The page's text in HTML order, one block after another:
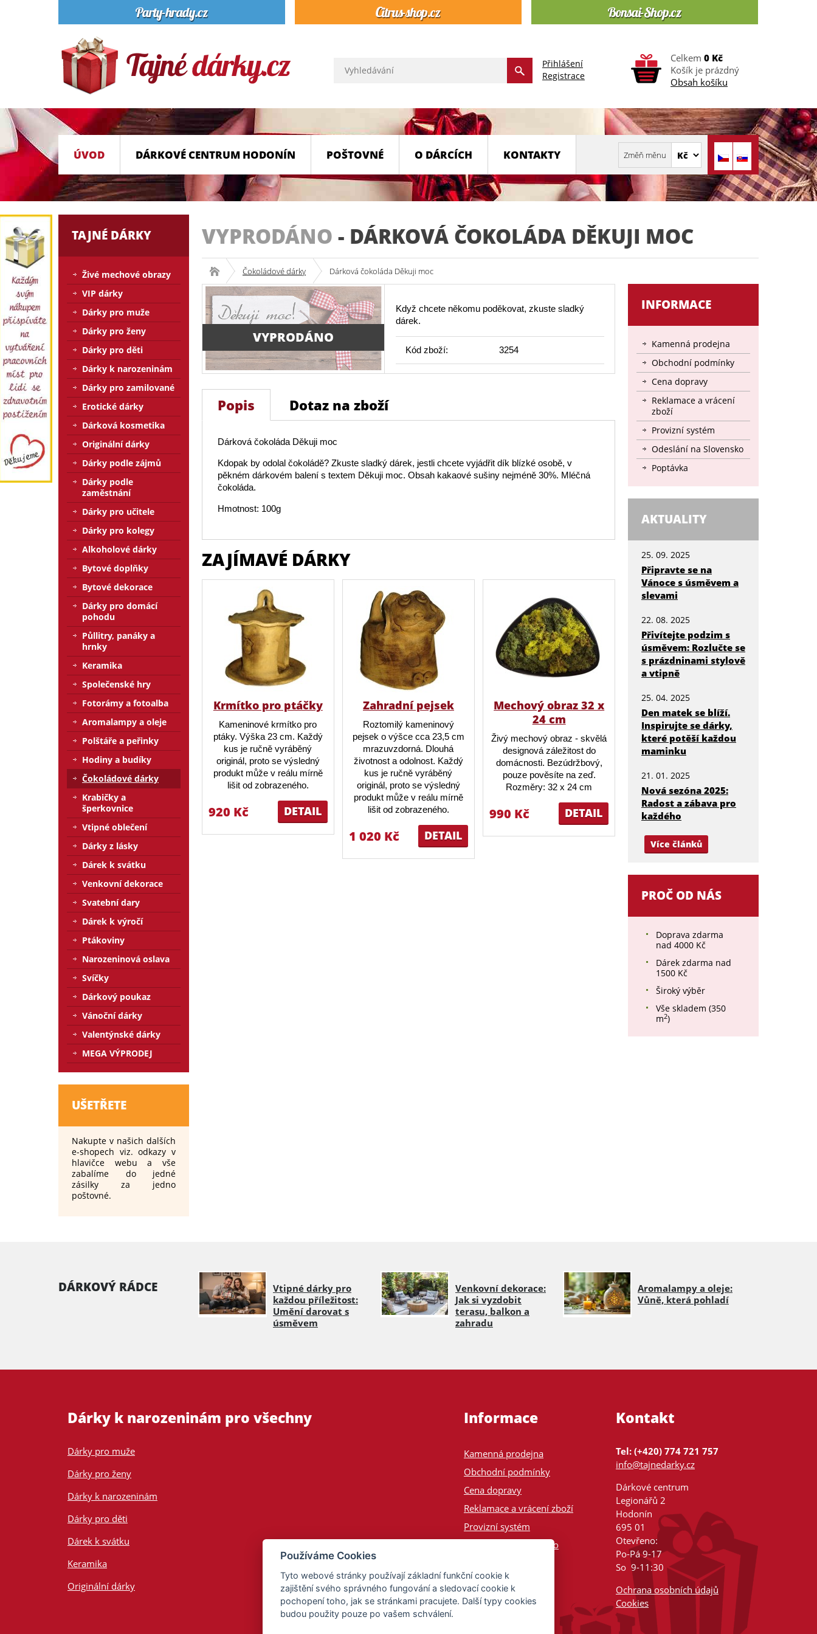
Přihlášení
Registrace
Celkem 0 Kč
Košík je prázdný
Obsah košíku
ÚVOD DÁRKOVÉ CENTRUM HODONÍN POŠTOVNÉ O DÁRCÍCH KONTAKTY
VYPRODÁNO - DÁRKOVÁ ČOKOLÁDA DĚKUJI MOC
Čokoládové dárky Dárková čokoláda Děkuji moc
VYPRODÁNO
Když chcete někomu poděkovat, zkuste sladký
dárek.
Kód zboží: 3254
Popis Dotaz na zboží
Dárková čokoláda Děkuji moc
Kdopak by odolal čokoládě? Zkuste sladký dárek, jestli chcete vyjádřit dík blízké osobě, v
pěkném dárkovém balení s textem Děkuji moc. Obsah kakaové sušiny nejméně 30%. Mléčná
čokoláda.
Hmotnost: 100g
ZAJÍMAVÉ DÁRKY
Krmítko pro ptáčky
Kameninové krmítko pro
ptáky. Výška 23 cm. Každý
kus je ručně vyráběný
originál, proto se výsledný
produkt může v reálu mírně
lišit od zobrazeného.
DETAIL
920 Kč
Zahradní pejsek
Roztomilý kameninový
pejsek o výšce cca 23,5 cm
mrazuvzdorná. Dlouhá
životnost a odolnost. Každý
kus je ručně vyráběný
originál, proto se výsledný
produkt může v reálu mírně
lišit od zobrazeného.
DETAIL
1 020 Kč
Mechový obraz 32 x
24 cm
Živý mechový obraz - skvělá
designová záležitost do
domácnosti. Bezúdržbový,
pouze pověsíte na zeď.
Rozměry: 32 x 24 cm
DETAIL
990 Kč
INFORMACE
Kamenná prodejna
Obchodní podmínky
Cena dopravy
Reklamace a vrácení
zboží
Provizní systém
Odeslání na Slovensko
Poptávka
AKTUALITY
25. 09. 2025
Připravte se na
Vánoce s úsměvem a
slevami
22. 08. 2025
Přivítejte podzim s
úsměvem: Rozlučte se
s prázdninami stylově
a vtipně
25. 04. 2025
Den matek se blíží.
Inspirujte se dárky,
které potěší každou
maminku
21. 01. 2025
Nová sezóna 2025:
Radost a zábava pro
každého
Více článků
PROČ OD NÁS
Doprava zdarma
nad 4000 Kč
Dárek zdarma nad
1500 Kč
Široký výběr
Vše skladem (350
m2)
TAJNÉ DÁRKY
Živé mechové obrazy
VIP dárky
Dárky pro muže
Dárky pro ženy
Dárky pro děti
Dárky k narozeninám
Dárky pro zamilované
Erotické dárky
Dárková kosmetika
Originální dárky
Dárky podle zájmů
Dárky podle
zaměstnání
Dárky pro učitele
Dárky pro kolegy
Alkoholové dárky
Bytové doplňky
Bytové dekorace
Dárky pro domácí
pohodu
Půllitry, panáky a
hrnky
Keramika
Společenské hry
Fotorámy a fotoalba
Aromalampy a oleje
Polštáře a peřinky
Hodiny a budíky
Čokoládové dárky
Krabičky a
šperkovnice
Vtipné oblečení
Dárky z lásky
Dárek k svátku
Venkovní dekorace
Svatební dary
Dárek k výročí
Ptákoviny
Narozeninová oslava
Svíčky
Dárkový poukaz
Vánoční dárky
Valentýnské dárky
MEGA VÝPRODEJ
UŠETŘETE
Nakupte v našich dalších
e-shopech viz. odkazy v
hlavičce webu a vše
zabalíme do jedné
zásilky za jedno
poštovné.
DÁRKOVÝ RÁDCE
Vtipné dárky pro
každou příležitost:
Umění darovat s
úsměvem
Venkovní dekorace:
Jak si vyzdobit
terasu, balkon a
zahradu
Aromalampy a oleje:
Vůně, která pohladí
Dárky k narozeninám pro všechny
Dárky pro muže
Dárky pro ženy
Dárky k narozeninám
Dárky pro děti
Dárek k svátku
Keramika
Originální dárky
Informace
Kamenná prodejna
Obchodní podmínky
Cena dopravy
Reklamace a vrácení zboží
Provizní systém
Odeslání na Slovensko
Kontakt
Tel: (+420) 774 721 757
info@tajnedarky.cz
Dárkové centrum
Legionářů 2
Hodonín
695 01
Otevřeno:
Po-Pá 9-17
So 9-11:30
Ochrana osobních údajů
Cookies
Používáme Cookies
Tyto webové stránky používají základní funkční cookie k
zajištění svého správného fungování a sledovací cookie k
pochopení toho, jak se stránkami pracujete. Další typy cookies
budou použity pouze po vašem schválení.